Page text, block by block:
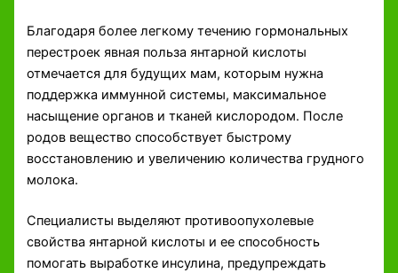
Благодаря более легкому течению гормональных
перестроек явная польза янтарной кислоты
отмечается для будущих мам, которым нужна
поддержка иммунной системы, максимальное
насыщение органов и тканей кислородом. После
родов вещество способствует быстрому
восстановлению и увеличению количества грудного
молока.
Специалисты выделяют противоопухолевые
свойства янтарной кислоты и ее способность
помогать выработке инсулина, предупреждать